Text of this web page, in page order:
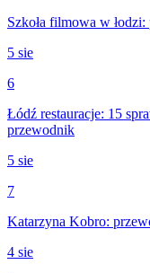
Szkoła filmowa w
5 sie
6
Łódź restauracje: 15
przewodnik
5 sie
7
Katarzyna Kobro:
4 sie